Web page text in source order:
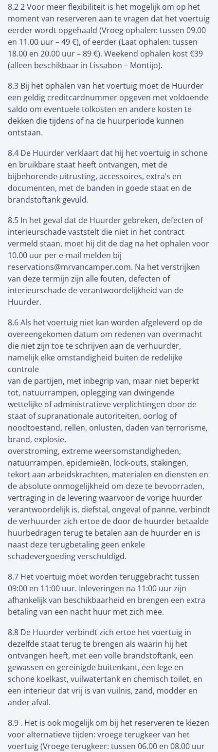
8.2 2 Voor meer flexibiliteit is het mogelijk om op het
moment van reserveren aan te vragen dat het voertuig
eerder wordt opgehaald (Vroeg ophalen: tussen 09.00
en 11.00 uur – 49 €), of eerder (Laat ophalen: tussen
18.00 en 20.00 uur – 89 €). Weekend ophalen kost €39
(alleen beschikbaar in Lissabon – Montijo).
8.3 Bij het ophalen van het voertuig moet de Huurder
een geldig creditcardnummer opgeven met voldoende
saldo om eventuele tolkosten en andere kosten te
dekken die tijdens of na de huurperiode kunnen
ontstaan.
8.4 De Huurder verklaart dat hij het voertuig in schone
en bruikbare staat heeft ontvangen, met de
bijbehorende uitrusting, accessoires, extra’s en
documenten, met de banden in goede staat en de
brandstoftank gevuld.
8.5 In het geval dat de Huurder gebreken, defecten of
interieurschade vaststelt die niet in het contract
vermeld staan, moet hij dit de dag na het ophalen voor
10.00 uur per e-mail melden bij
reservations@mrvancamper.com. Na het verstrijken
van deze termijn zijn alle fouten, defecten of
interieurschade de verantwoordelijkheid van de
Huurder.
8.6Als het voertuig niet kan worden afgeleverd op de
overeengekomen datum om redenen van overmacht
die niet zijn toe te schrijven aan de verhuurder,
namelijk elke omstandigheid buiten de redelijke
controle
van de partijen, met inbegrip van, maar niet beperkt
tot, natuurrampen, oplegging van dwingende
wettelijke of administratieve verplichtingen door de
staat of supranationale autoriteiten, oorlog of
noodtoestand, rellen, onlusten, daden van terrorisme,
brand, explosie,
overstroming, extreme weersomstandigheden,
natuurrampen, epidemieën, lock-outs, stakingen,
tekort aan arbeidskrachten, materialen en diensten en
de absolute onmogelijkheid om deze te bevoorraden,
vertraging in de levering waarvoor de vorige huurder
verantwoordelijk is, diefstal, ongeval of panne, verbindt
de verhuurder zich ertoe de door de huurder betaalde
huurbedragen terug te betalen aan de huurder en is
naast deze terugbetaling geen enkele
schadevergoeding verschuldigd.
8.7 Het voertuig moet worden teruggebracht tussen
09:00 en 11:00 uur. Inleveringen na 11:00 uur zijn
afhankelijk van beschikbaarheid en brengen een extra
betaling van een nacht huur met zich mee.
8.8 De Huurder verbindt zich ertoe het voertuig in
dezelfde staat terug te brengen als waarin hij het
ontvangen heeft, met een volle brandstoftank, een
gewassen en gereinigde buitenkant, een lege en
schone koelkast, vuilwatertank en chemisch toilet, en
een interieur dat vrij is van vuilnis, zand, modder en
ander afval.
8.9 . Het is ook mogelijk om bij het reserveren te kiezen
voor alternatieve tijden: vroege terugkeer van het
voertuig (Vroege terugkeer: tussen 06.00 en 08.00 uur